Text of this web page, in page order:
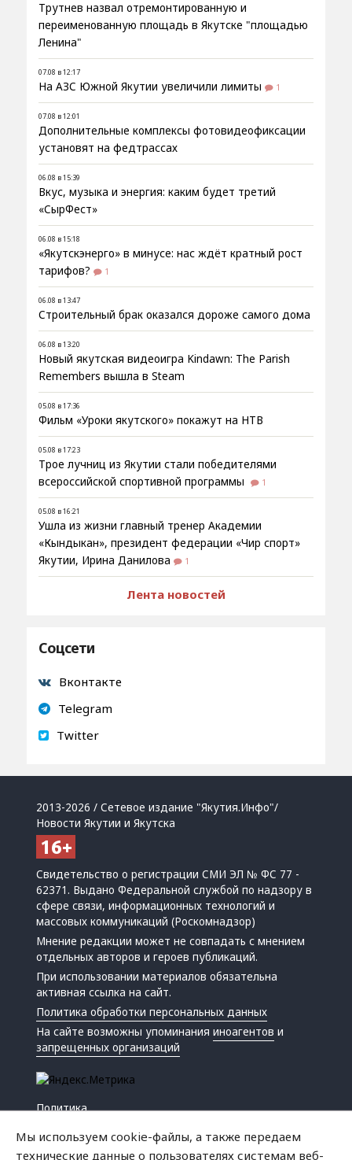
Трутнев назвал отремонтированную и
переименованную площадь в Якутске "площадью
Ленина"
07.08 в 12:17
На АЗС Южной Якутии увеличили лимиты 1
07.08 в 12:01
Дополнительные комплексы фотовидеофиксации
установят на федтрассах
06.08 в 15:39
Вкус, музыка и энергия: каким будет третий
«СырФест»
06.08 в 15:18
«Якутскэнерго» в минусе: нас ждёт кратный рост
тарифов?
1
06.08 в 13:47
Строительный брак оказался дороже самого дома
06.08 в 13:20
Новый якутская видеоигра Kindawn: The Parish
Remembers вышла в Steam
05.08 в 17:36
Фильм «Уроки якутского» покажут на НТВ
05.08 в 17:23
Трое лучниц из Якутии стали победителями
всероссийской спортивной программы
1
05.08 в 16:21
Ушла из жизни главный тренер Академии
«Кындыкан», президент федерации «Чир спорт»
Якутии, Ирина Данилова
1
Лента новостей
Соцсети
Вконтакте
Telegram
Twitter
2013-2026 / Сетевое издание "Якутия.Инфо"/
Новости Якутии и Якутска
Свидетельство о регистрации СМИ ЭЛ № ФС 77 -
62371. Выдано Федеральной службой по надзору в
сфере связи, информационных технологий и
массовых коммуникаций (Роскомнадзор)
Мнение редакции может не совпадать с мнением
отдельных авторов и героев публикаций.
При использовании материалов обязательна
активная ссылка на сайт.
Политика обработки персональных данных
На сайте возможны упоминанияиноагентов и
запрещенных организаций
Политика
Мы используем cookie-файлы, а также передаем
технические данные о пользователях системам веб-